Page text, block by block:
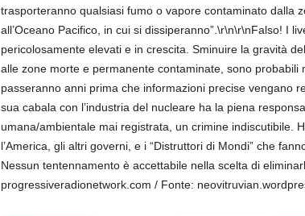
trasporteranno qualsiasi fumo o vapore contaminato dalla
all’Oceano Pacifico, in cui si dissiperanno”.\r\n\r\nFalso! I
pericolosamente elevati e in crescita. Sminuire la gravità
alle zone morte e permanente contaminate, sono probabili
passeranno anni prima che informazioni precise vengano
sua cabala con l’industria del nucleare ha la piena
umana/ambientale mai registrata, un crimine indiscutibile.
l’America, gli altri governi, e i “Distruttori di Mondi” che
Nessun tentennamento è accettabile nella scelta di
progressiveradionetwork.com / Fonte: